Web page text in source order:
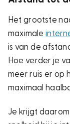
Het grootste
maximale
is van de
Hoe verder je
meer ruis er op
maximaal
Je krijgt daarom